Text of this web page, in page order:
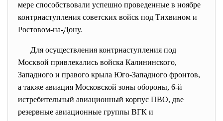
мере способствовали успешно проведенные в ноябре
контрнаступления советских войск под Тихвином и
Ростовом-на-Дону.
Для осуществления контрнаступления под
Москвой привлекались войска Калининского,
Западного и правого крыла Юго-Западного фронтов,
а также авиация Московской зоны обороны, 6-й
истребительный авиационный корпус ПВО, две
резервные авиационные группы ВГК и